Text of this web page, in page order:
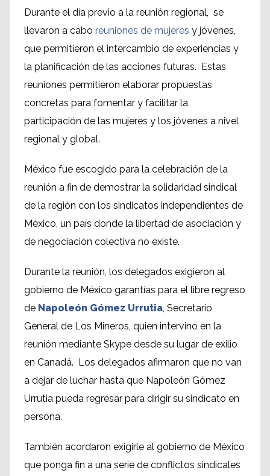
Durante el día previo a la reunión regional, se
llevaron a cabo reuniones de mujeres y jóvenes,
que permitieron el intercambio de experiencias y
la planificación de las acciones futuras. Estas
reuniones permitieron elaborar propuestas
concretas para fomentar y facilitar la
participación de las mujeres y los jóvenes a nivel
regional y global.
México fue escogido para la celebración de la
reunión a fin de demostrar la solidaridad sindical
de la región con los sindicatos independientes de
México, un país donde la libertad de asociación y
de negociación colectiva no existe.
Durante la reunión, los delegados exigieron al
gobierno de México garantías para el libre regreso
de Napoleón Gómez Urrutia, Secretario
General de Los Mineros, quien intervino en la
reunión mediante Skype desde su lugar de exilio
en Canadá. Los delegados afirmaron que no van
a dejar de luchar hasta que Napoleón Gómez
Urrutia pueda regresar para dirigir su sindicato en
persona.
También acordaron exigirle al gobierno de México
que ponga fin a una serie de conflictos sindicales